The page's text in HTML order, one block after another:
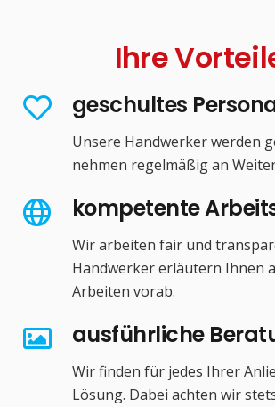
Ihre
geschultes
Unsere Handwerker werden
nehmen regelmäßig an
kompetente
Wir arbeiten fair und
Handwerker erläutern Ihnen
Arbeiten vorab.
ausführliche
Wir finden für jedes Ihrer
Lösung. Dabei achten wir